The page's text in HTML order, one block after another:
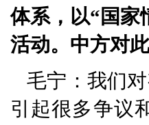
体系，以“国家
活动。中方对
毛宁：我们
引起很多争议